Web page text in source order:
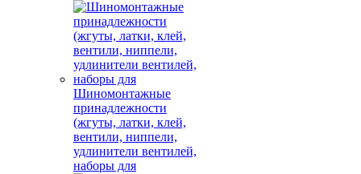
Шиномонтажные
принадлежности
(жгуты, латки, клей,
вентили, ниппели,
удлинители вентилей,
наборы для